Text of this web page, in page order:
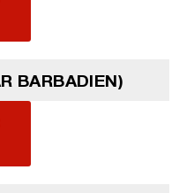
BARBADIEN)